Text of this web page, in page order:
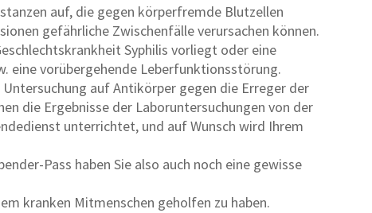
auf, die gegen körperfremde Blutzellen
gefährliche Zwischenfälle verursachen können.
Syphilis vorliegt oder eine
eine vorübergehende Leberfunktionsstörung.
auf Antikörper gegen die Erreger der
die Ergebnisse der Laboruntersuchungen von der
unterrichtet, und auf Wunsch wird Ihrem
Pass haben Sie also auch noch eine gewisse
kranken Mitmenschen geholfen zu haben.